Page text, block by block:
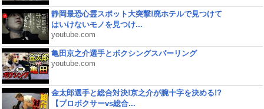
静岡最恐心霊スポット大突撃!廃ホテルで見つけて
はいけないモノを見つけ...
youtube.com
亀田京之介選手とボクシングスパーリング
youtube.com
金太郎選手と総合対決!京之介が腕十字を決める!?
【プロボクサーvs総合...